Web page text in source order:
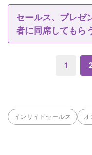
セールス、プレゼ
者に同席してもら
1
インサイドセールス オ